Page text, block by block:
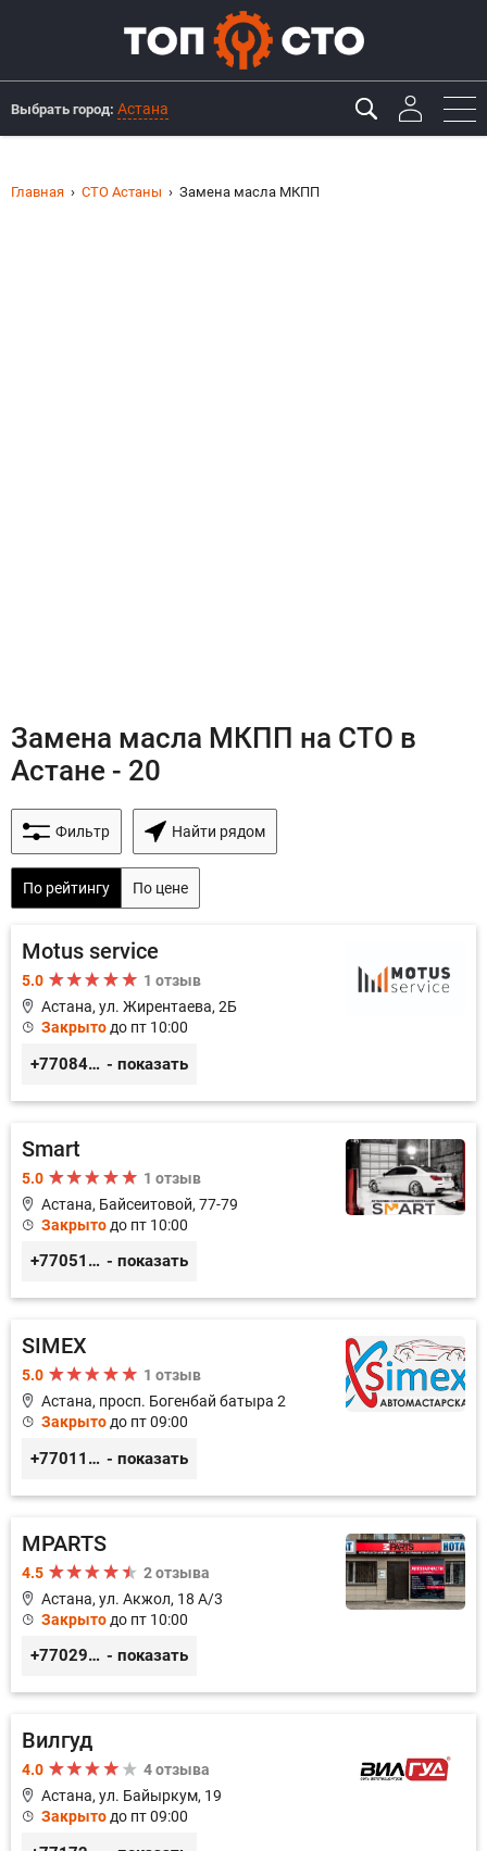
Выбрать город: Астана
Главная СТО Астаны Замена масла МКПП
Замена масла МКПП на СТО в
Астане - 20
Фильтр Найти рядом
По рейтингу По цене
Motus service
5.0
1 отзыв
Астана, ул. Жирентаева, 2Б
Закрыто до пт 10:00
+77084253724 - показать
Smart
5.0
1 отзыв
Астана, Байсеитовой, 77-79
Закрыто до пт 10:00
+77051092269 - показать
SIMEX
5.0
1 отзыв
Астана, просп. Богенбай батыра 2
Закрыто до пт 09:00
+77011248780 - показать
MPARTS
4.5
2 отзыва
Астана, ул. Акжол, 18 А/3
Закрыто до пт 10:00
+77029352979 - показать
Вилгуд
4.0
4 отзыва
Астана, ул. Байыркум, 19
Закрыто до пт 09:00